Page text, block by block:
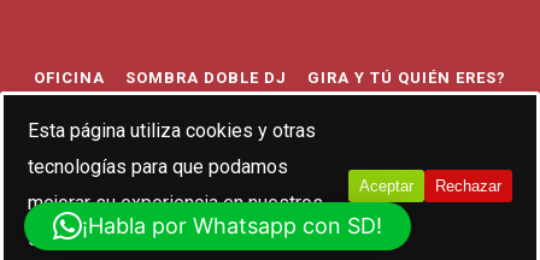
OFICINA SOMBRA DOBLE DJ GIRA Y TÚ QUIÉN ERES?
TRIBUTO AL INDIE BODA FESTIVAL
HOLA@SOMBRADOBLEMUSIC.COM
¡Habla por Whatsapp con SD!
Esta página utiliza cookies y otras
tecnologías para que podamos
mejorar su experiencia en nuestros
sitios:Más información.
Aceptar Rechazar